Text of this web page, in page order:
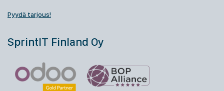
Pyydä tarjous!
SprintIT Finland Oy